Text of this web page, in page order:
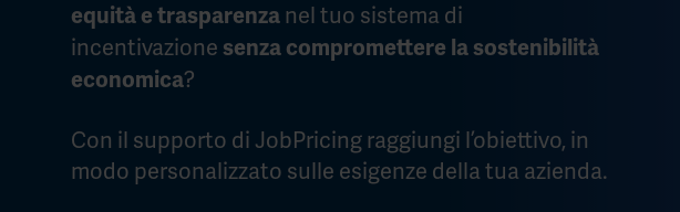
equità e trasparenza nel tuo sistema di
incentivazione senza compromettere la sostenibilità
economica?
Con il supporto di JobPricing raggiungi l’obiettivo, in
modo personalizzato sulle esigenze della tua azienda.